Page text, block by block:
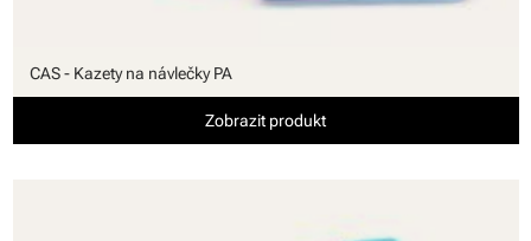
CAS - Kazety na návlečky PA
Zobrazit produkt